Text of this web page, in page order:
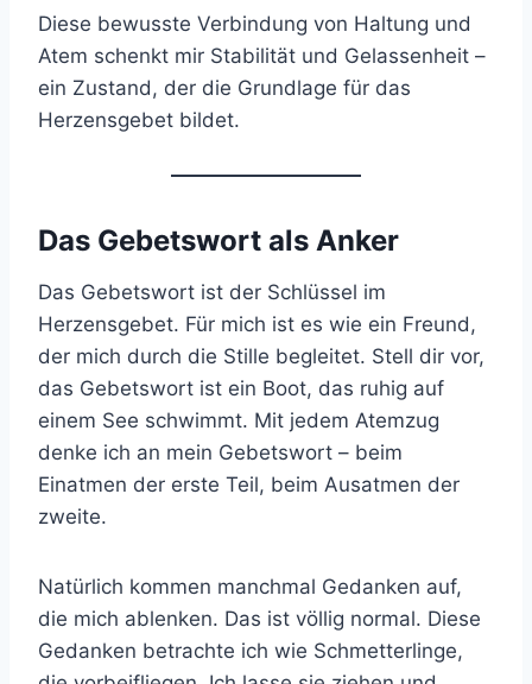
Diese bewusste Verbindung von Haltung und
Atem schenkt mir Stabilität und Gelassenheit –
ein Zustand, der die Grundlage für das
Herzensgebet bildet.
Das Gebetswort als Anker
Das Gebetswort ist der Schlüssel im
Herzensgebet. Für mich ist es wie ein Freund,
der mich durch die Stille begleitet. Stell dir vor,
das Gebetswort ist ein Boot, das ruhig auf
einem See schwimmt. Mit jedem Atemzug
denke ich an mein Gebetswort – beim
Einatmen der erste Teil, beim Ausatmen der
zweite.
Natürlich kommen manchmal Gedanken auf,
die mich ablenken. Das ist völlig normal. Diese
Gedanken betrachte ich wie Schmetterlinge,